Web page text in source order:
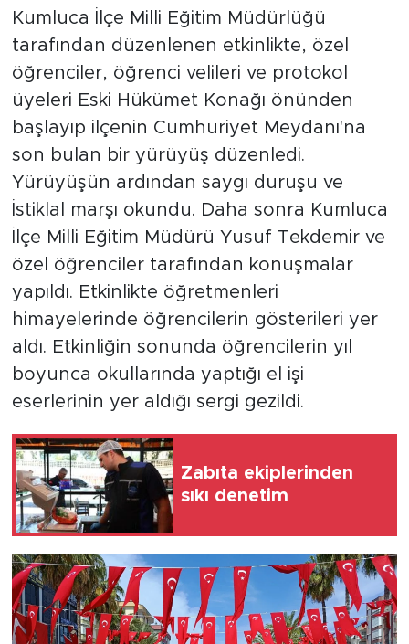
Kumluca İlçe Milli Eğitim Müdürlüğü
tarafından düzenlenen etkinlikte, özel
öğrenciler, öğrenci velileri ve protokol
üyeleri Eski Hükümet Konağı önünden
başlayıp ilçenin Cumhuriyet Meydanı'na
son bulan bir yürüyüş düzenledi.
Yürüyüşün ardından saygı duruşu ve
İstiklal marşı okundu. Daha sonra Kumluca
İlçe Milli Eğitim Müdürü Yusuf Tekdemir ve
özel öğrenciler tarafından konuşmalar
yapıldı. Etkinlikte öğretmenleri
himayelerinde öğrencilerin gösterileri yer
aldı. Etkinliğin sonunda öğrencilerin yıl
boyunca okullarında yaptığı el işi
eserlerinin yer aldığı sergi gezildi.
Zabıta ekiplerinden
sıkı denetim